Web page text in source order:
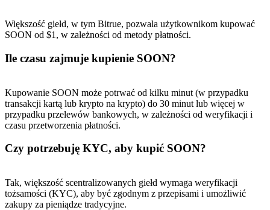
Większość giełd, w tym Bitrue, pozwala użytkownikom kupować
SOON od $1, w zależności od metody płatności.
Ile czasu zajmuje kupienie SOON?
Kupowanie SOON może potrwać od kilku minut (w przypadku
transakcji kartą lub krypto na krypto) do 30 minut lub więcej w
przypadku przelewów bankowych, w zależności od weryfikacji i
czasu przetworzenia płatności.
Czy potrzebuję KYC, aby kupić SOON?
Tak, większość scentralizowanych giełd wymaga weryfikacji
tożsamości (KYC), aby być zgodnym z przepisami i umożliwić
zakupy za pieniądze tradycyjne.